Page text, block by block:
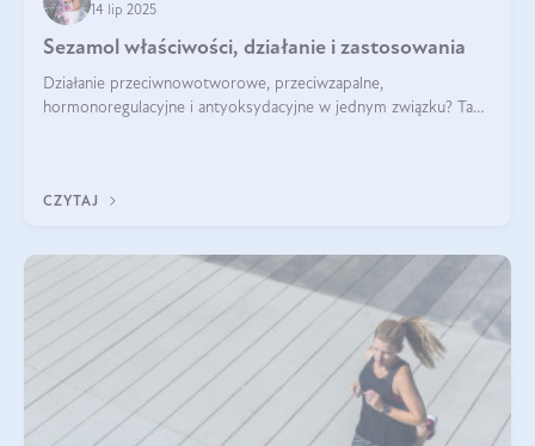
14 lip 2025
Sezamol właściwości, działanie i zastosowania
Działanie przeciwnowotworowe, przeciwzapalne,
hormonoregulacyjne i antyoksydacyjne w jednym związku? Tak
CZYTAJ